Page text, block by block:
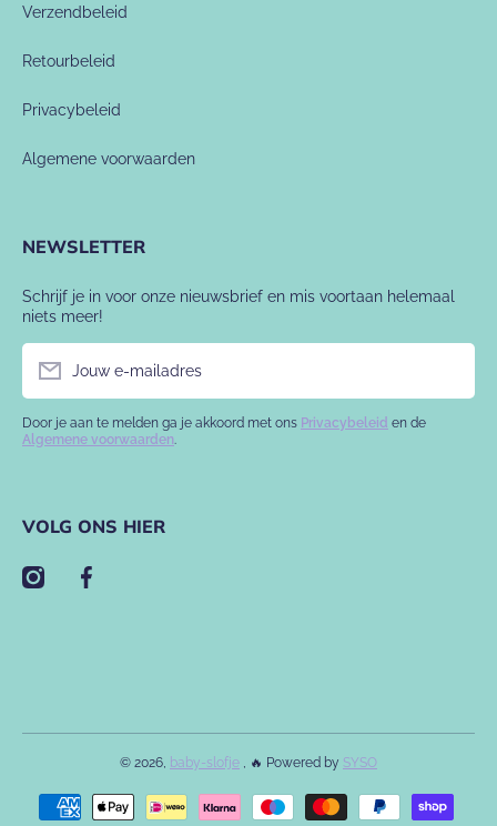
Verzendbeleid
Retourbeleid
Privacybeleid
Algemene voorwaarden
NEWSLETTER
Schrijf je in voor onze nieuwsbrief en mis voortaan helemaal
niets meer!
Jouw e-mailadres
Door je aan te melden ga je akkoord met ons Privacybeleid en de
Algemene voorwaarden.
VOLG ONS HIER
instagramcom/babyslofje/
facebookcom/babyslofje
© 2026, baby-slofje , 🔥 Powered by SYSO
Betaalmethodes